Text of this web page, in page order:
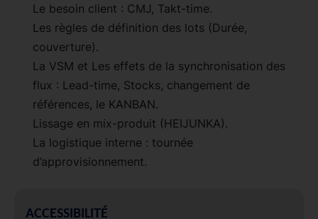
Le besoin client : CMJ, Takt-time.
Les règles de définition des lots (Durée,
couverture).
La VSM et Les effets de la synchronisation des
flux : Lead-time, Stocks, changement de
références, le KANBAN.
Lissage en mix-produit (HEIJUNKA).
La logistique interne : tournée
d’approvisionnement.
ACCESSIBILITÉ